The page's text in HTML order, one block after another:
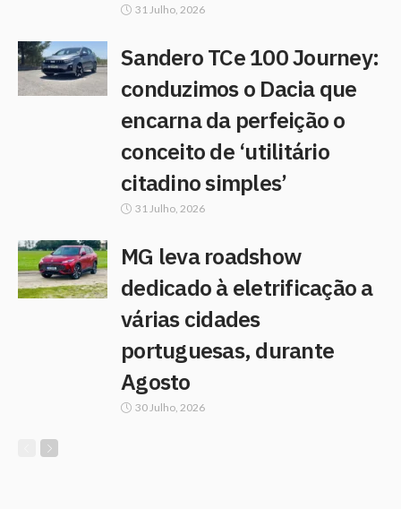
31 Julho, 2026
Sandero TCe 100 Journey:
conduzimos o Dacia que
encarna da perfeição o
conceito de ‘utilitário
citadino simples’
31 Julho, 2026
MG leva roadshow
dedicado à eletrificação a
várias cidades
portuguesas, durante
Agosto
30 Julho, 2026